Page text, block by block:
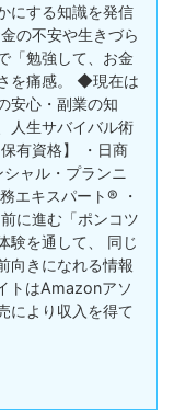
にする知識を発信
の不安や生きづら
「勉強して、お金
を痛感。 ◆現在は
安心・副業の知
人生サバイバル術
有資格】 ・日商
ャル・プランニ
エキスパート®︎ ・
に進む「ポンコツ
験を通して、 同じ
向きになれる情報
トはAmazonアソ
により収入を得て